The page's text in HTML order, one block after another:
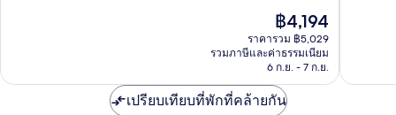
ราคา
ปัจจุบัน
คือ
฿4,194
฿4,194
ราคารวม ฿5,029
รวมภาษีและค่าธรรมเนียม
6 ก.ย. - 7 ก.ย.
เปรียบเทียบที่พักที่คล้ายกัน